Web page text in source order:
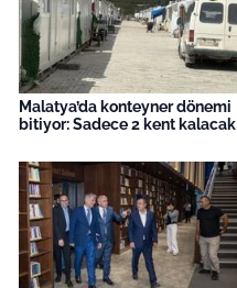
Malatya’da konteyner dönemi
bitiyor: Sadece 2 kent kalacak